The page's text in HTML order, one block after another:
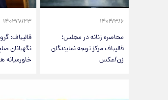
۱۴۰۴/۳/۶
محاصره زنانه در مجلس؛
قالیباف مرکز توجه نمایندگان
زن/عکس
۱۴۰۳/۷/۲۳
قالیباف:
نگهبانان
خاورمیانه